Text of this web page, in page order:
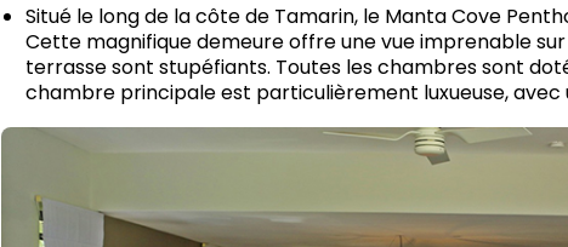
Situé le long de la côte de Tamarin, le Manta Cove
Cette magnifique demeure offre une vue imprenable
terrasse sont stupéfiants. Toutes les chambres sont
chambre principale est particulièrement luxueuse, avec